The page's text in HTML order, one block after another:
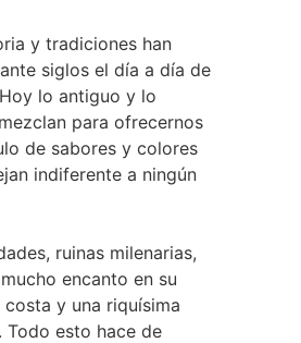
y tradiciones han
siglos el día a día de
lo antiguo y lo
para ofrecernos
de sabores y colores
indiferente a ningún
ruinas milenarias,
encanto en su
y una riquísima
Todo esto hace de